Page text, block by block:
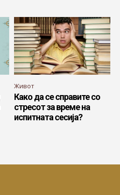
Живот
Како да се справите со
стресот за време на
испитната сесија?